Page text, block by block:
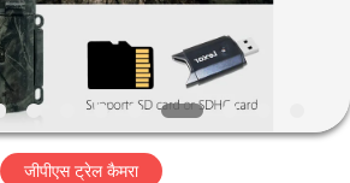
जीपीएस ट्रेल कैमरा